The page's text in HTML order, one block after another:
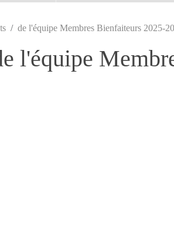
de l'équipe Membres Bienfaiteurs 2025-
l'équipe